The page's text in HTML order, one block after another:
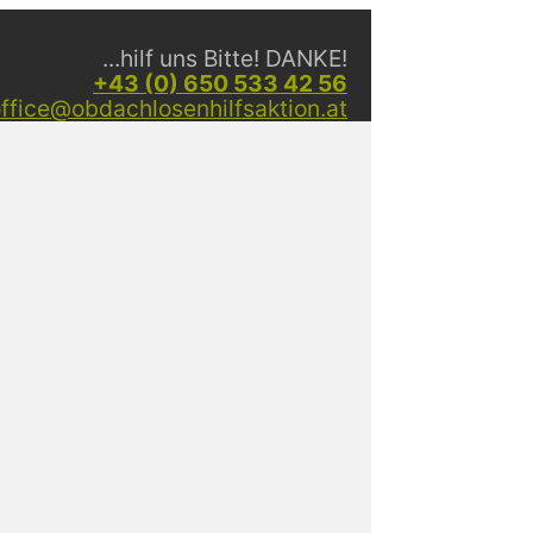
...hilf uns Bitte! DANKE!
+43 (0) 650 533 42 56